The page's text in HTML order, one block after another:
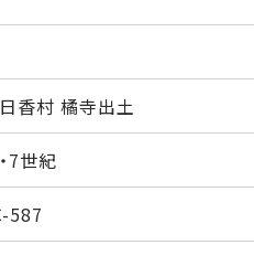
香村 橘寺出土
7世紀
587